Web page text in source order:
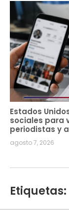
Estados
sociales para
periodistas y
agosto 7, 2026
Etiquetas: